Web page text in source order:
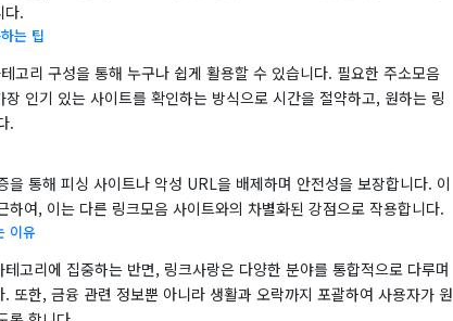
다.
는 팁
고리 구성을 통해 누구나 쉽게 활용할 수 있습니다. 필요한 주소모음
인기 있는 사이트를 확인하는 방식으로 시간을 절약하고, 원하는 링
.
통해 피싱 사이트나 악성 URL을 배제하며 안전성을 보장합니다. 이
여, 이는 다른 링크모음 사이트와의 차별화된 강점으로 작용합니다.
이유
고리에 집중하는 반면, 링크사랑은 다양한 분야를 통합적으로 다루며
또한, 금융 관련 정보뿐 아니라 생활과 오락까지 포괄하여 사용자가 원